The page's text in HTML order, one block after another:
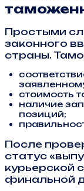
Простыми
законного
страны.
стоимость
наличие
позиций;
После
статус
курьерской
финальной